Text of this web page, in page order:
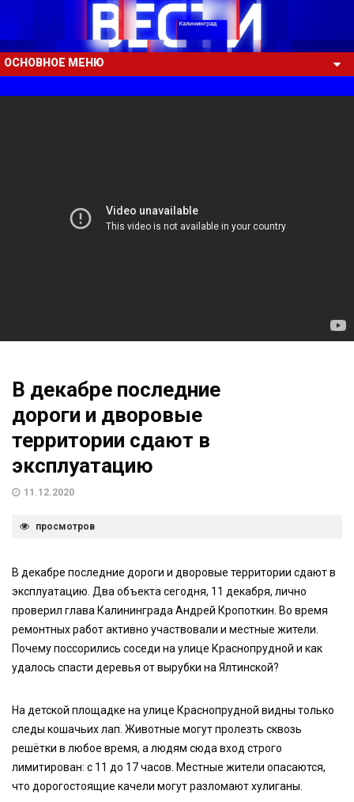
ОСНОВНОЕ МЕНЮ
В декабре последние
дороги и дворовые
территории сдают в
эксплуатацию
11.12.2020
просмотров
В декабре последние дороги и дворовые территории сдают в
эксплуатацию. Два объекта сегодня, 11 декабря, лично
проверил глава Калининграда Андрей Кропоткин. Во время
ремонтных работ активно участвовали и местные жители.
Почему поссорились соседи на улице Краснопрудной и как
удалось спасти деревья от вырубки на Ялтинской?
На детской площадке на улице Краснопрудной видны только
следы кошачьих лап. Животные могут пролезть сквозь
решётки в любое время, а людям сюда вход строго
лимитирован: с 11 до 17 часов. Местные жители опасаются,
что дорогостоящие качели могут разломают хулиганы.